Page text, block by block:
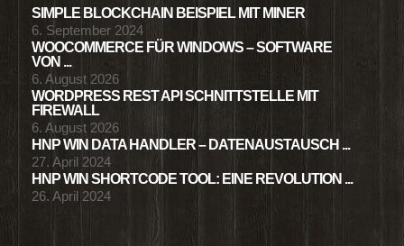
SIMPLE BLOCKCHAIN BEISPIEL MIT MINER
6. September 2024
WOOCOMMERCE FÜR WINDOWS – SOFTWARE
VON ...
6. August 2026
WORDPRESS REST API SCHNITTSTELLE MIT
FIREWALL
6. August 2026
HNP WIN DATA HANDLER – DATENAUSTAUSCH ...
27. April 2024
HNP WIN SHORTCODE TOOL: EINE REVOLUTION ...
26. April 2024